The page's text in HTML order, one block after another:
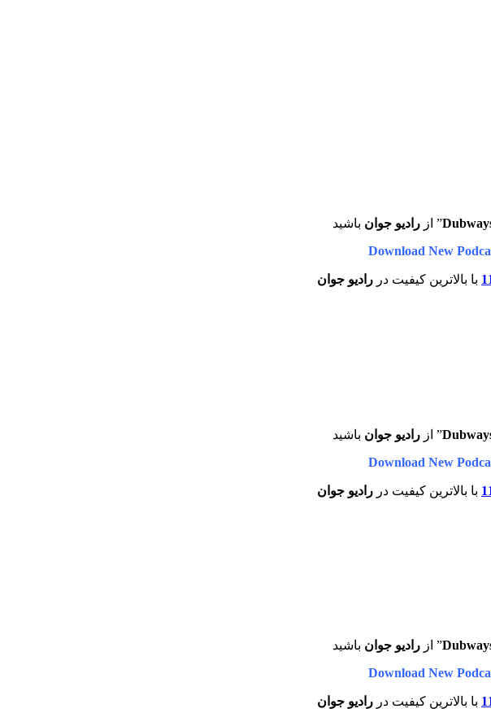
” از رادیو جوان باشید
Download New
با بالاترین کیفیت در رادیو جوان
” از رادیو جوان باشید
Download New
با بالاترین کیفیت در رادیو جوان
” از رادیو جوان باشید
Download New
با بالاترین کیفیت در رادیو جوان